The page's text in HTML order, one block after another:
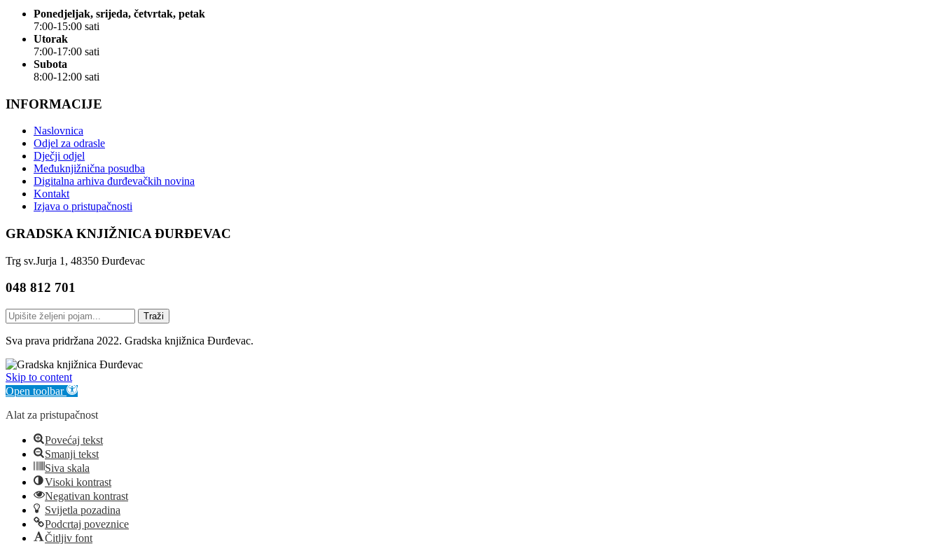
Ponedjeljak, srijeda, četvrtak, petak
7:00-15:00 sati
Utorak
7:00-17:00 sati
Subota
8:00-12:00 sati
INFORMACIJE
Naslovnica
Odjel za odrasle
Dječji odjel
Međuknjižnična posudba
Digitalna arhiva đurđevačkih novina
Kontakt
Izjava o pristupačnosti
GRADSKA KNJIŽNICA ĐURĐEVAC
Trg sv.Jurja 1, 48350 Đurđevac
048 812 701
Traži
Sva prava pridržana 2022. Gradska knjižnica Đurđevac.
Skip to content
Open toolbar
Alat za pristupačnost
Povećaj tekst
Smanji tekst
Siva skala
Visoki kontrast
Negativan kontrast
Svijetla pozadina
Podcrtaj poveznice
Čitljiv font